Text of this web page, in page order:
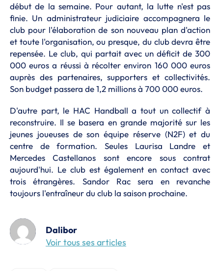
début de la semaine. Pour autant, la lutte n'est pas
finie. Un administrateur judiciaire accompagnera le
club pour l'élaboration de son nouveau plan d'action
et toute l'organisation, ou presque, du club devra être
repensée. Le club, qui partait avec un déficit de 300
000 euros a réussi à récolter environ 160 000 euros
auprès des partenaires, supporters et collectivités.
Son budget passera de 1,2 millions à 700 000 euros.
D'autre part, le HAC Handball a tout un collectif à
reconstruire. Il se basera en grande majorité sur les
jeunes joueuses de son équipe réserve (N2F) et du
centre de formation. Seules Laurisa Landre et
Mercedes Castellanos sont encore sous contrat
aujourd'hui. Le club est également en contact avec
trois étrangères. Sandor Rac sera en revanche
toujours l'entraîneur du club la saison prochaine.
Dalibor
Voir tous ses articles